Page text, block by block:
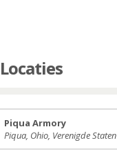
Locaties
Piqua Armory
Piqua, Ohio, Verenigde Staten